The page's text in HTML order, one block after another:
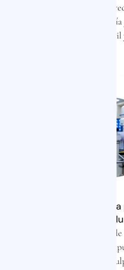
quieres mejorar y te
que respeten tu
de manera
Tecnología
seguros y
Utilizamos tecnología
desde aparatología
moldeador corporal